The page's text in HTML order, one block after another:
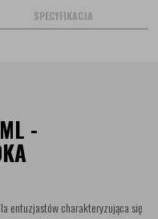
SPECYFIKACJA
-
entuzjastów charakteryzująca się